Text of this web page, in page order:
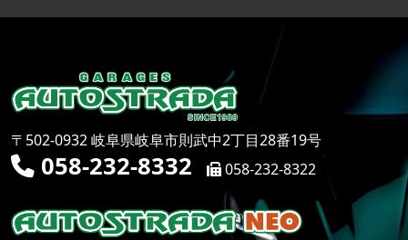
〒502-0932 岐阜県岐阜市則武中2丁目28番19号
058-232-8332 058-232-8322